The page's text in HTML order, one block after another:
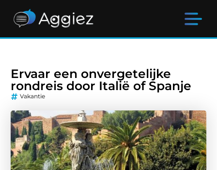
Ervaar een onvergetelijke
rondreis door Italië of Spanje
Vakantie